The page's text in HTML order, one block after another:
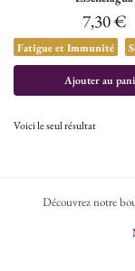
7,30€
Fatigue et Immunité
Ajouter au
Voici le seul résultat
Découvrez notre